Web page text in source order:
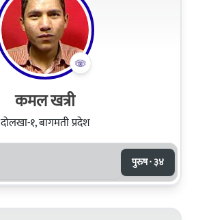
कमल खत्री
दोलखा-१, बागमती प्रदेश
पुरुष · ३४